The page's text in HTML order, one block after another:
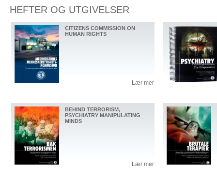
HEFTER OG UTGIVELSER
CITIZENS COMMISSION ON
HUMAN RIGHTS
Lær mer
BEHIND TERRORISM,
PSYCHIATRY MANIPULATING
MINDS
Lær mer